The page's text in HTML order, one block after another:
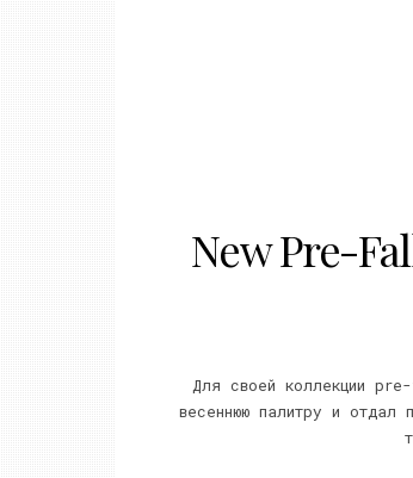
New Pre-
Для своей коллекции
весеннюю палитру и отдал